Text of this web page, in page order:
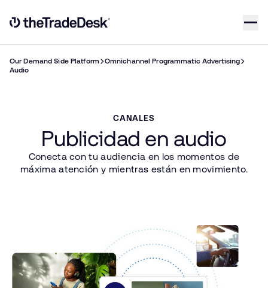
Link to The Trade Desk Home Page
Our Demand Side Platform
Omnichannel Programmatic Advertising
Audio
CANALES
Publicidad en audio
Conecta con tu audiencia en los momentos de
máxima atención y mientras están en movimiento.